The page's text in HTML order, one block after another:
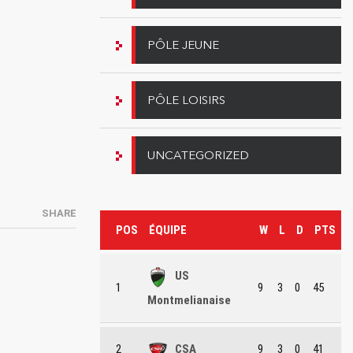
SHARE
PÔLE JEUNE
PÔLE LOISIRS
UNCATEGORIZED
POS ÉQUIPE W L D PTS
1
US
Montmelianaise
9 3 0 45
2 CSA 9 3 0 41